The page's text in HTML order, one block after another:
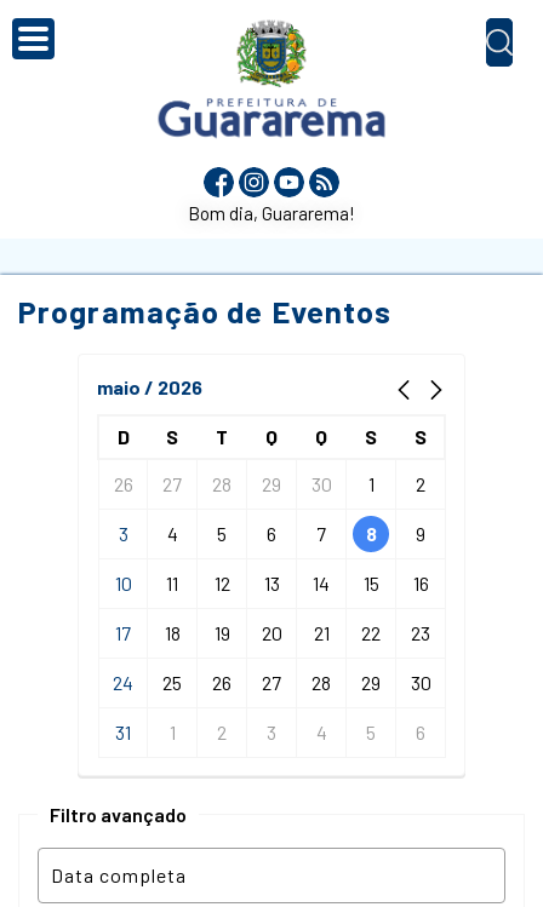
Bom dia, Guararema!
Programação de Eventos
maio / 2026
D S T Q Q S S
26 27 28 29 30 1 2
3 4 5 6 7 8 9
10 11 12 13 14 15 16
17 18 19 20 21 22 23
24 25 26 27 28 29 30
31 1 2 3 4 5 6
Filtro avançado